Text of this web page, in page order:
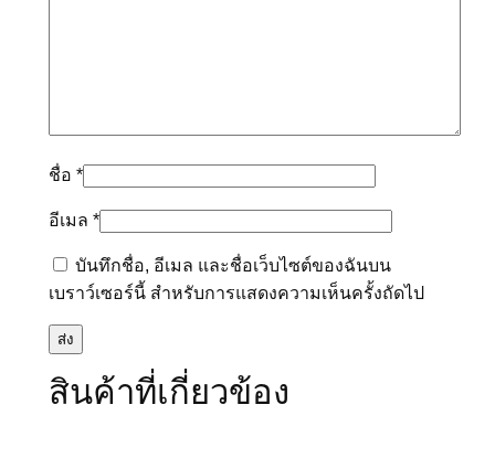
ชื่อ *
อีเมล *
บันทึกชื่อ, อีเมล และชื่อเว็บไซต์ของฉันบน
เบราว์เซอร์นี้ สำหรับการแสดงความเห็นครั้งถัดไป
สินค้าที่เกี่ยวข้อง